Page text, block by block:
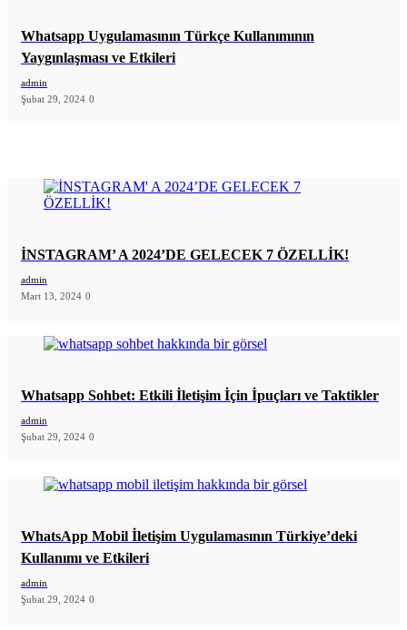
Whatsapp Uygulamasının Türkçe Kullanımının
Yaygınlaşması ve Etkileri
admin
Şubat 29, 2024 0
İNSTAGRAM’ A 2024’DE GELECEK 7 ÖZELLİK!
admin
Mart 13, 2024 0
Whatsapp Sohbet: Etkili İletişim İçin İpuçları ve Taktikler
admin
Şubat 29, 2024 0
WhatsApp Mobil İletişim Uygulamasının Türkiye’deki
Kullanımı ve Etkileri
admin
Şubat 29, 2024 0